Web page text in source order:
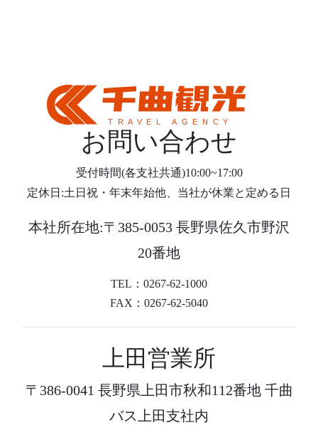
お問い合わせ
受付時間(各支社共通)10:00~17:00
定休日:土日祝・年末年始他、当社が休業と定める日
本社所在地:〒385-0053 長野県佐久市野沢
20番地
TEL：0267-62-1000
FAX：0267-62-5040
上田営業所
〒386-0041 長野県上田市秋和112番地 千曲
バス上田支社内